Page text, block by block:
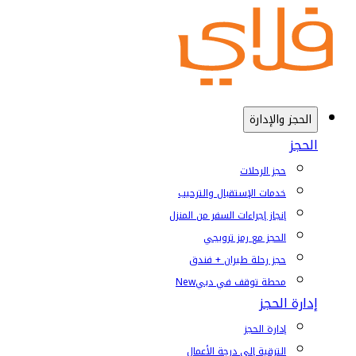
الحجز والإدارة
الحجز
حجز الرحلات
خدمات الإستقبال والترحيب
إنجاز إجراءات السفر من المنزل
الحجز مع رمز ترويجي
حجز رحلة طيران + فندق
محطة توقف في دبيNew
إدارة الحجز
إدارة الحجز
الترقية إلى درجة الأعمال